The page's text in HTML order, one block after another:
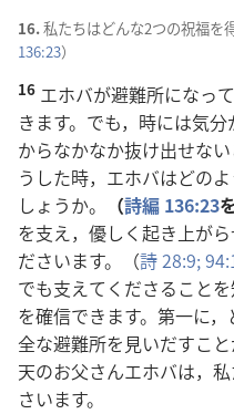
16.私たちはどんな2つの祝福を
136:23）
16 エホバが避難所になっ
きます。でも， 時には気分
からなかなか抜け出せな
うした時，エホバはどの
しょうか。
（詩編 136:23
を支え， 優しく 起き 上がら
ださいます。（詩28:9;
でも支えてくださることを
を確信できます。 第一に，
全な避難所を 見いだすこと
天のお父さんエホバは， 私
さいます。